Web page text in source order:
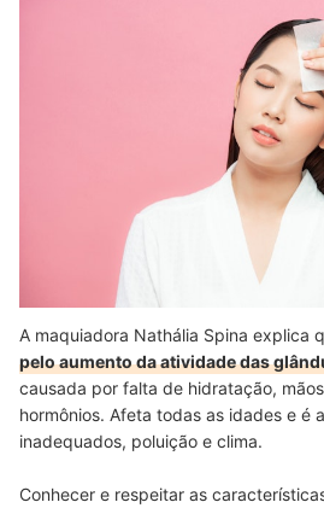
A maquiadora Nathália Spina explica
pelo aumento da atividade das
causada por falta de hidratação,
hormônios. Afeta todas as idades e é
inadequados, poluição e clima.
Conhecer e respeitar as